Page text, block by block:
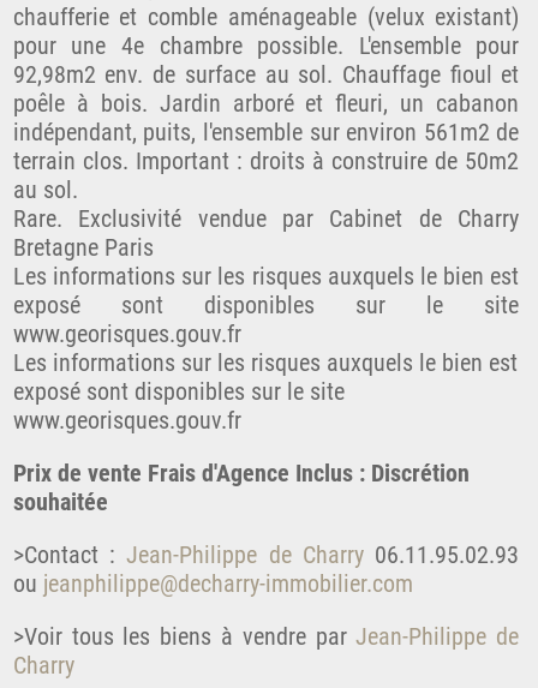
chaufferie et comble aménageable (velux existant)
pour une 4e chambre possible. L'ensemble pour
92,98m2 env. de surface au sol. Chauffage fioul et
poêle à bois. Jardin arboré et fleuri, un cabanon
indépendant, puits, l'ensemble sur environ 561m2 de
terrain clos. Important : droits à construire de 50m2
au sol.
Rare. Exclusivité vendue par Cabinet de Charry
Bretagne Paris
Les informations sur les risques auxquels le bien est
exposé sont disponibles sur le site
www.georisques.gouv.fr
Les informations sur les risques auxquels le bien est
exposé sont disponibles sur le site
www.georisques.gouv.fr
Prix de vente Frais d'Agence Inclus : Discrétion
souhaitée
>Contact : Jean-Philippe de Charry06.11.95.02.93
ou jeanphilippe@decharry-immobilier.com
>Voir tous les biens à vendre parJean-Philippe de
Charry